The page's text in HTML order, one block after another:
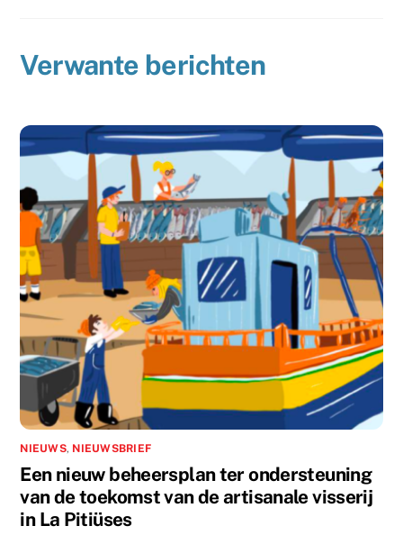
Verwante berichten
NIEUWS, NIEUWSBRIEF
Een nieuw beheersplan ter ondersteuning
van de toekomst van de artisanale visserij
in La Pitiüses